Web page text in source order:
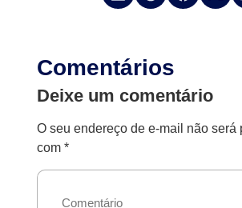
Comentários
Deixe um comentário
O seu endereço de e-mail não será
com*